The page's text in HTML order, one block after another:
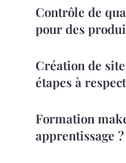
Contrôle de
pour des
Création de
étapes à
Formation
apprentissage ?